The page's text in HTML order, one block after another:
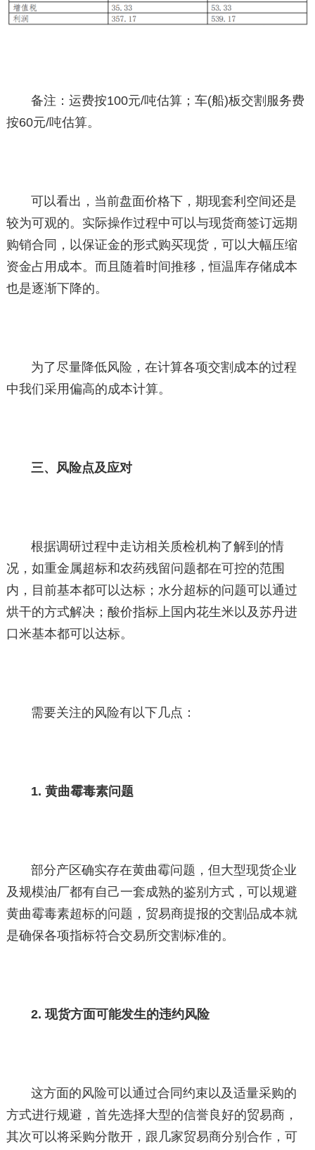
备注：运费按100元/吨估算；车(船)板交割服务费
按60元/吨估算。
可以看出，当前盘面价格下，期现套利空间还是
较为可观的。实际操作过程中可以与现货商签订远期
购销合同，以保证金的形式购买现货，可以大幅压缩
资金占用成本。而且随着时间推移，恒温库存储成本
也是逐渐下降的。
为了尽量降低风险，在计算各项交割成本的过程
中我们采用偏高的成本计算。
三、风险点及应对
根据调研过程中走访相关质检机构了解到的情
况，如重金属超标和农药残留问题都在可控的范围
内，目前基本都可以达标；水分超标的问题可以通过
烘干的方式解决；酸价指标上国内花生米以及苏丹进
口米基本都可以达标。
需要关注的风险有以下几点：
1. 黄曲霉毒素问题
部分产区确实存在黄曲霉问题，但大型现货企业
及规模油厂都有自己一套成熟的鉴别方式，可以规避
黄曲霉毒素超标的问题，贸易商提报的交割品成本就
是确保各项指标符合交易所交割标准的。
2. 现货方面可能发生的违约风险
这方面的风险可以通过合同约束以及适量采购的
方式进行规避，首先选择大型的信誉良好的贸易商，
其次可以将采购分散开，跟几家贸易商分别合作，可